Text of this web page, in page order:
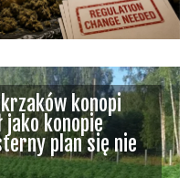
konopi
jako konopie
plan się nie